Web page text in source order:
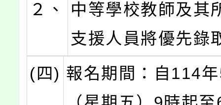
２、
中等學校教師及其
支援人員將優先錄
(四) 報名期間：自114